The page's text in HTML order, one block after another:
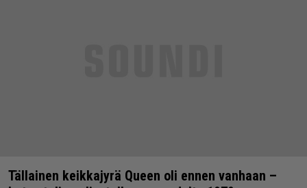
Tällainen keikkajyrä Queen oli ennen vanhaan –